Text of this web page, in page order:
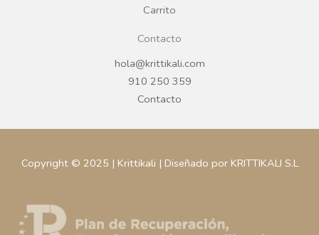
Carrito
Contacto
hola@krittikali.com
910 250 359
Contacto
Copyright © 2025 | Krittikali | Diseñado por KRITTIKALI S.L